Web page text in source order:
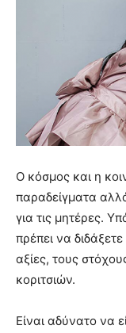
Ο κόσμος και η
παραδείγματα
για τις μητέρες.
πρέπει να
αξίες, τους
κοριτσιών.
Είναι αδύνατο να